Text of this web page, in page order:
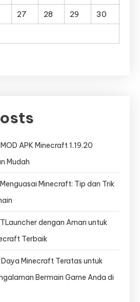
27 28 29
30
APK Minecraft 1.19.20
Mudah
Minecraft: Tip dan Trik
dengan Aman untuk
Terbaik
Daya Minecraft Teratas untuk
Bermain Game Anda di